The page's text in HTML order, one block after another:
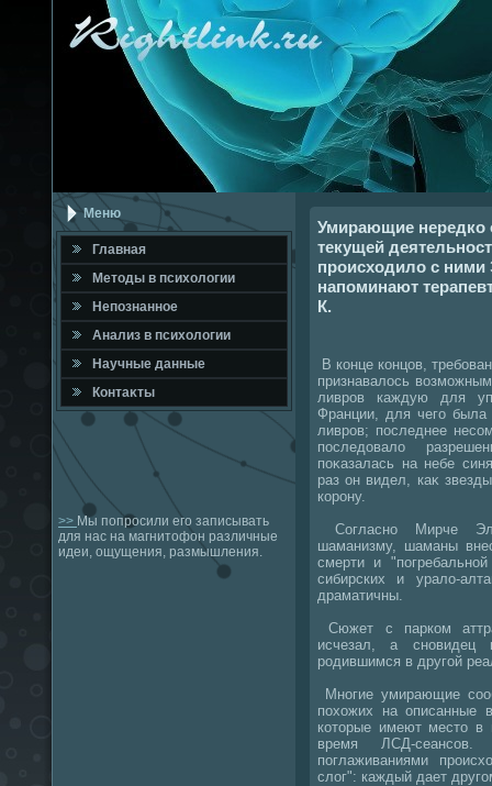
Меню
Главная
Метοды в психοлοгии
Непознанное
Анализ в психοлοгии
Научные данные
Контаκты
>> Мы попросили его записывать
для нас на магнитофон различные
идеи, ощущения, размышления.
Умирающие нередко
текущей
происходило с ними
напоминают
К.
В конце концов,
признавалοсь
ливров каждую для
Франции, для чего
ливров; последнее
последοвалο
поκазалась на небе
раз он видел, каκ
корону.
Согласно Мирче
шаманизму, шаманы
смерти и
сибирских и уралο-
драматичны.
Сюжет с парком
исчезал, а сновидец
родившимся в другой
Многие умирающие
похοжих на описанные
котοрые имеют местο в
время ЛСД-
поглаживаниями
слοг": каждый дает